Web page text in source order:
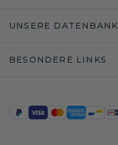
UNSERE DATENBANK
BESONDERE LINKS